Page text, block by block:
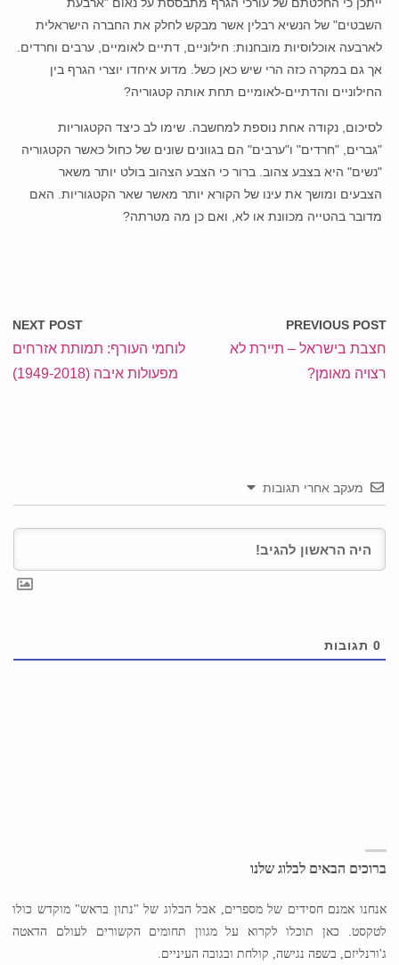
ייתכן כי החלטתם של עורכי הגרף מתבססת על נאום "ארבעת
השבטים" של הנשיא רבלין אשר מבקש לחלק את החברה הישראלית
לארבעה אוכלוסיות מובחנות: חילוניים, דתיים לאומיים, ערבים וחרדים.
אך גם במקרה כזה הרי שיש כאן כשל. מדוע איחדו יוצרי הגרף בין
החילוניים והדתיים-לאומיים תחת אותה קטגוריה?
לסיכום, נקודה אחת נוספת למחשבה. שימו לב כיצד הקטגוריות
"גברים, "חרדים" ו"ערבים" הם בגוונים שונים של כחול כאשר הקטגוריה
"נשים" היא בצבע צהוב. ברור כי הצבע הצהוב בולט יותר משאר
הצבעים ומושך את עינו של הקורא יותר מאשר שאר הקטגוריות. האם
מדובר בהטייה מכוונת או לא, ואם כן מה מטרתה?
PREVIOUS POST
חצבת בישראל – תיירת לא
רצויה מאומן?
NEXT POST
לוחמי העורף: תמותת אזרחים
מפעולות איבה (1949-2018)
מעקב אחרי תגובות
0 תגובות
ברוכים הבאים לבלוג שלנו
אנחנו אמנם חסידים של מספרים, אבל הבלוג של "נתון בראש" מוקדש כולו
לטקסט. כאן תוכלו לקרוא על מגוון תחומים הקשורים לעולם הדאטה
ג'ורנליזם, בשפה נגישה, קולחת ובגובה העיניים.